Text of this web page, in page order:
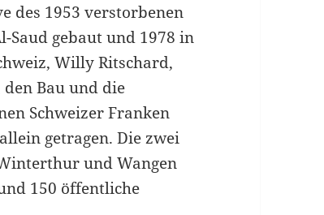
des 1953 verstorbenen
Saud gebaut und 1978 in
Willy Ritschard,
Bau und die
Schweizer Franken
getragen. Die zwei
und Wangen
150 öffentliche